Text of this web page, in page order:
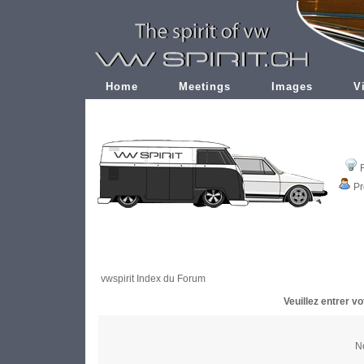
Home Meetings Images
vwspirit Index du Forum
Veuillez entrer